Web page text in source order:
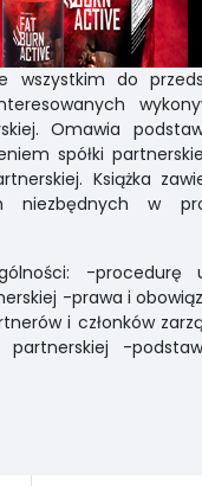
wszystkim do
Omawia
spółki
Książka
w
-procedurę
-prawa i
i członków
-